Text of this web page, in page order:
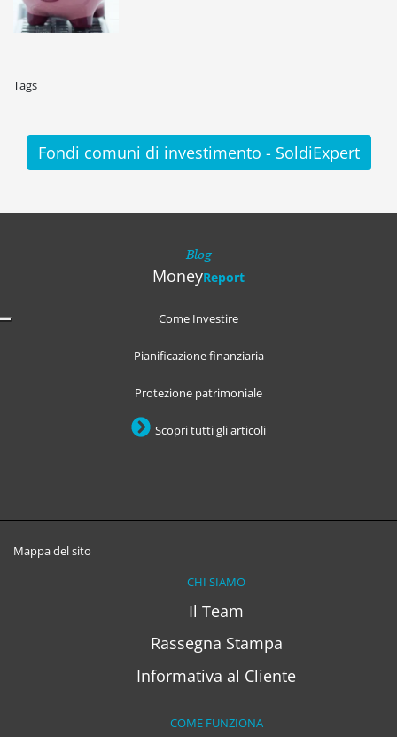
Tags
Fondi comuni di investimento - SoldiExpert
Blog
MoneyReport
Come Investire
Pianificazione finanziaria
Protezione patrimoniale
Scopri tutti gli articoli
Mappa del sito
CHI SIAMO
Il Team
Rassegna Stampa
Informativa al Cliente
COME FUNZIONA